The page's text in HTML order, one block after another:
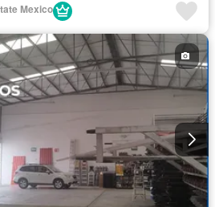
Mexico